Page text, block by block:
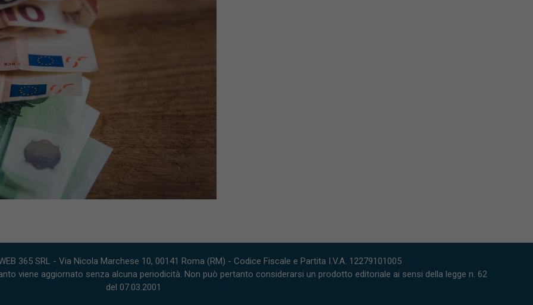
365 SRL - Via Nicola Marchese 10, 00141 Roma (RM) - Codice Fiscale e Partita I.V.A. 12279101005
viene aggiornato senza alcuna periodicità. Non può pertanto considerarsi un prodotto editoriale ai sensi della legge n. 62
del 07.03.2001